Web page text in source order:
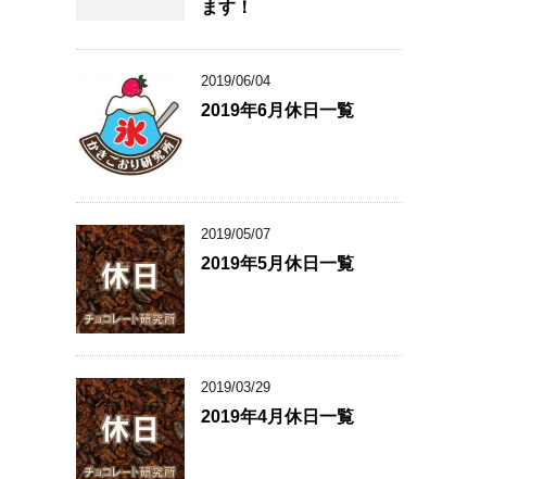
ます！
2019/06/04
2019年6月休日一覧
2019/05/07
2019年5月休日一覧
2019/03/29
2019年4月休日一覧